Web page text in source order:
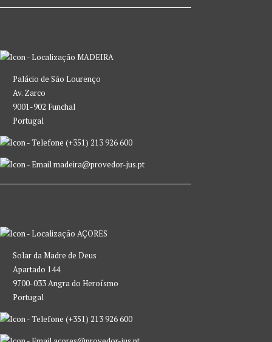
MADEIRA
Palácio de São Lourenço
Av. Zarco
9001-902 Funchal
Portugal
(+351) 213 926 600
madeira@provedor-jus.pt
AÇORES
Solar da Madre de Deus
Apartado 144
9700-033 Angra do Heroísmo
Portugal
(+351) 213 926 600